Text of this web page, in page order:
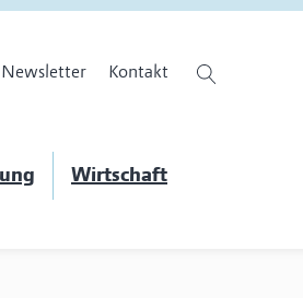
Newsletter Kontakt
Wirtschaft